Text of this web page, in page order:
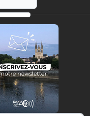
https://radio-g.fr?10822